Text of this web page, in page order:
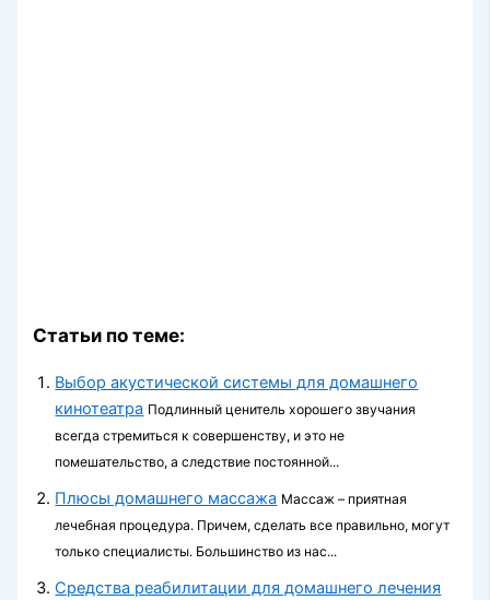
Статьи по теме:
Выбор акустической системы для домашнего
кинотеатра Подлинный ценитель хорошего звучания
всегда стремиться к совершенству, и это не
помешательство, а следствие постоянной...
Плюсы домашнего массажа Массаж – приятная
лечебная процедура. Причем, сделать все правильно, могут
только специалисты. Большинство из нас...
Средства реабилитации для домашнего лечения